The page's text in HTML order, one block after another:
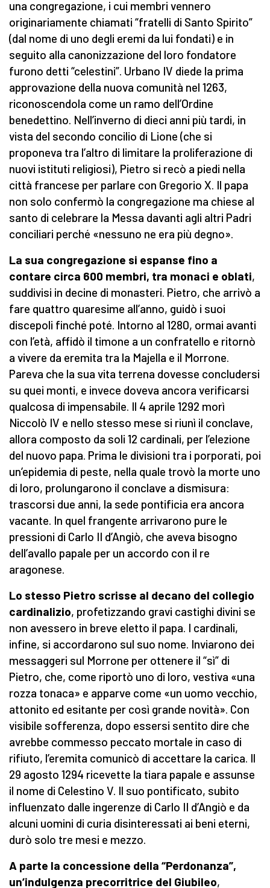
una congregazione, i cui membri vennero
originariamente chiamati “fratelli di Santo Spirito”
(dal nome di uno degli eremi da lui fondati) e in
seguito alla canonizzazione del loro fondatore
furono detti “celestini”. Urbano IV diede la prima
approvazione della nuova comunità nel 1263,
riconoscendola come un ramo dell’Ordine
benedettino. Nell’inverno di dieci anni più tardi, in
vista del secondo concilio di Lione (che si
proponeva tra l’altro di limitare la proliferazione di
nuovi istituti religiosi), Pietro si recò a piedi nella
città francese per parlare con Gregorio X. Il papa
non solo confermò la congregazione ma chiese al
santo di celebrare la Messa davanti agli altri Padri
conciliari perché «nessuno ne era più degno».
La sua congregazione si espanse fino a
contare circa 600 membri, tra monaci e oblati,
suddivisi in decine di monasteri. Pietro, che arrivò a
fare quattro quaresime all’anno, guidò i suoi
discepoli finché poté. Intorno al 1280, ormai avanti
con l’età, affidò il timone a un confratello e ritornò
a vivere da eremita tra la Majella e il Morrone.
Pareva che la sua vita terrena dovesse concludersi
su quei monti, e invece doveva ancora verificarsi
qualcosa di impensabile. Il 4 aprile 1292 morì
Niccolò IV e nello stesso mese si riunì il conclave,
allora composto da soli 12 cardinali, per l’elezione
del nuovo papa. Prima le divisioni tra i porporati, poi
un’epidemia di peste, nella quale trovò la morte uno
di loro, prolungarono il conclave a dismisura:
trascorsi due anni, la sede pontificia era ancora
vacante. In quel frangente arrivarono pure le
pressioni di Carlo II d’Angiò, che aveva bisogno
dell’avallo papale per un accordo con il re
aragonese.
Lo stesso Pietro scrisse al decano del collegio
cardinalizio, profetizzando gravi castighi divini se
non avessero in breve eletto il papa. I cardinali,
infine, si accordarono sul suo nome. Inviarono dei
messaggeri sul Morrone per ottenere il “sì” di
Pietro, che, come riportò uno di loro, vestiva «una
rozza tonaca» e apparve come «un uomo vecchio,
attonito ed esitante per così grande novità». Con
visibile sofferenza, dopo essersi sentito dire che
avrebbe commesso peccato mortale in caso di
rifiuto, l’eremita comunicò di accettare la carica. Il
29 agosto 1294 ricevette la tiara papale e assunse
il nome di Celestino V. Il suo pontificato, subito
influenzato dalle ingerenze di Carlo II d’Angiò e da
alcuni uomini di curia disinteressati ai beni eterni,
durò solo tre mesi e mezzo.
A parte la concessione della “Perdonanza”,
un’indulgenza precorritrice del Giubileo,